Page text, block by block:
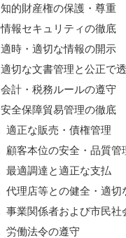
知的財産権の保護・尊重
情報セキュリティの徹底
適時・適切な情報の開示
適切な文書管理と公正で
会計・税務ルールの遵守
安全保障貿易管理の徹底
適正な販売・債権管理
顧客本位の安全・品質管
最適調達と適正な支払
代理店等との健全・適切
事業関係者および市民
労働法令の遵守